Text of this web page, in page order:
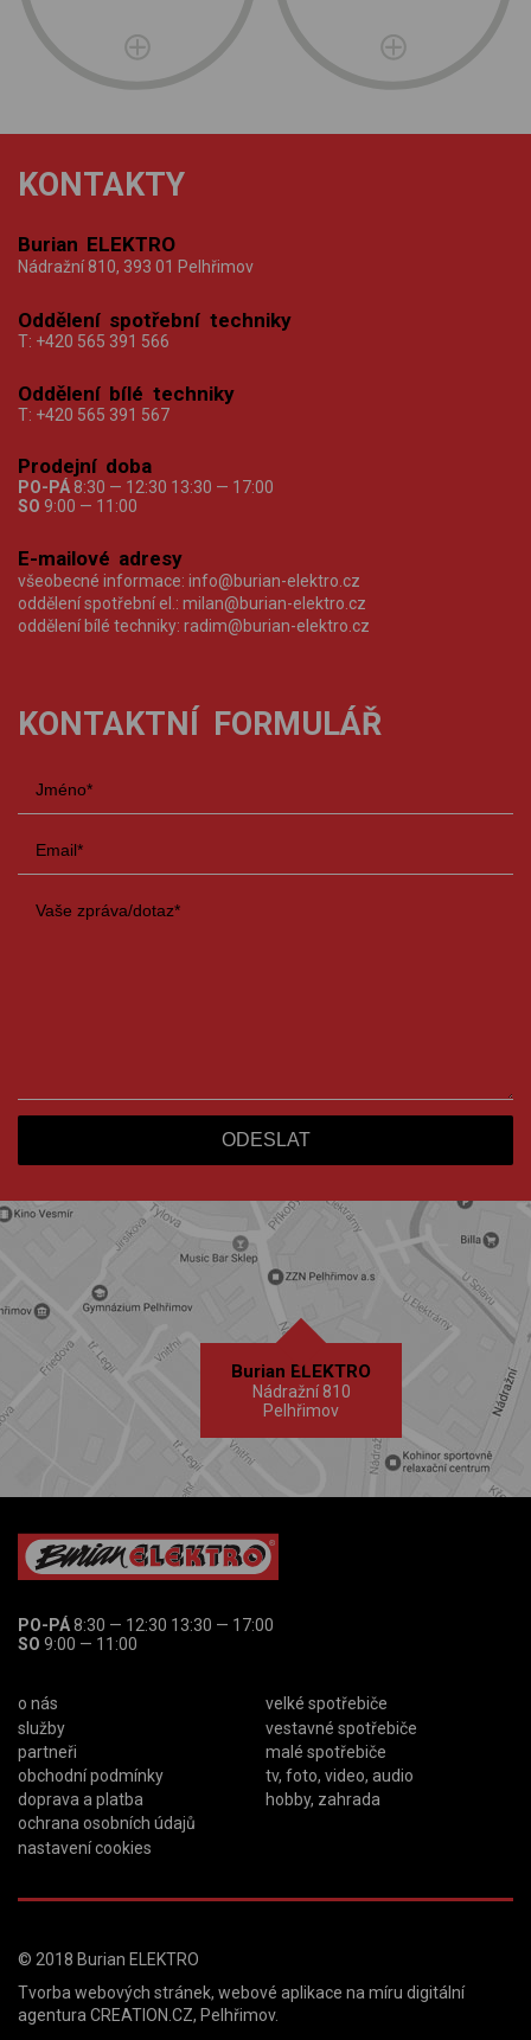
KONTAKTY
Burian ELEKTRO
Nádražní 810, 393 01 Pelhřimov
Oddělení spotřební techniky
T: +420 565 391 566
Oddělení bílé techniky
T: +420 565 391 567
Prodejní doba
PO-PÁ 8:30 — 12:30 13:30 — 17:00
SO 9:00 — 11:00
E-mailové adresy
všeobecné informace: info@burian-elektro.cz
oddělení spotřební el.: milan@burian-elektro.cz
oddělení bílé techniky: radim@burian-elektro.cz
KONTAKTNÍ FORMULÁŘ
Burian ELEKTRO
Nádražní 810
Pelhřimov
PO-PÁ8:30 — 12:30 13:30 — 17:00
SO 9:00 — 11:00
o nás
služby
partneři
obchodní podmínky
doprava a platba
ochrana osobních údajů
nastavení cookies
velké spotřebiče
vestavné spotřebiče
malé spotřebiče
tv, foto, video, audio
hobby, zahrada
© 2018 Burian ELEKTRO
Tvorba webových stránek, webové aplikace na míru digitální
agenturaCREATION.CZ, Pelhřimov.